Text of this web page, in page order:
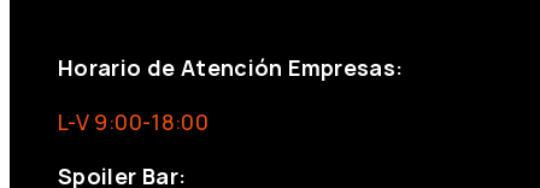
Horario de Atención Empresas:
L-V 9:00-18:00
Spoiler Bar: